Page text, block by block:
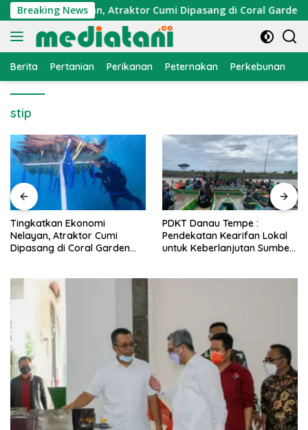
Langsung
ke
konten
Breaking News
Nelayan, Atraktor Cumi Dipasang di Coral Garden
Berita Pertanian Perikanan Peternakan Perkebunan
stip
PDKT Danau Tempe :
Pendekatan Kearifan Lokal
untuk Keberlanjutan Sumber
Cara Mengatasi Penyakit
PMK pada Sapi Perah Secara
Alami dan Medis